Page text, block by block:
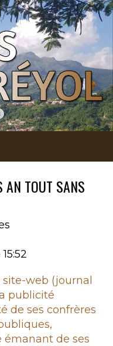
TOUT SANS
site-web (journal
publicité
de ses confrères
émanant de ses